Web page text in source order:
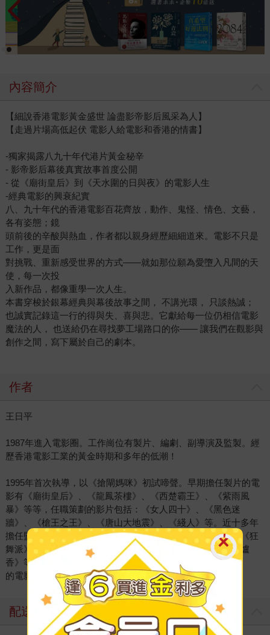
內容簡介
【細說香港電影黃金盛世 論盡影帝影后風采為人】
【走過片場高低起伏 電影人給電影和香港的情書】
-獨家揭露八九十年代港片黃金秘辛
- 影帝影后幕後真實故事首度公開
- 從《廟街皇后》到《天水圍的日與夜》的電影人生
-經典電影的興衰紀實
八、九十年代的香港電影百花齊放，動作、鬼怪、情色、文藝，
各有姿態；鏡
頭前後的辛酸與熱血，作者都以親身經歷細細道來。電影不只是
工作，更是面
對挑戰、重新感受世界的方式——就如那位願為愛墮入凡間的天
使，每一次投
入新作品，都像重學一次人生。
本書穿梭於銀幕經典與幕後故事之間， 不講光環， 只談熱誠；
也誠實記錄這一行的得與失、喜與悲。它獻給每一位仍相信電影
魔法的人， 也送給仍在尋找夢工場路口的你—— 讓我們在觀影與
創作之間，寫下屬於自己的劇本。
作者
王日平
1987年進入電影圈。工作崗位有製片、編劇、副導演及監製。經
歷香港電影工業的黃金時期和多年的低潮！
1995年首次執導，以《搶閘媽咪》初試啼聲。早期擔任製片的電
影有《廟街皇后》、《龍鳳茶樓》、《西楚霸王》、《紫雨風
暴》等等，任職策劃的影片包括：《女人四十》、《黑色迷
牆》、《槍王之王》、《唐山大地震》、《綫人》等。近十多年
擔任監製的電影有：《天水圍的日與夜》、《三條窄路》、《狂
舞派》、《末日派對》、《閃光少女》、《遺愛》、《第一爐
香》等。至今曾參與
的電影超過60多部。
配送方式